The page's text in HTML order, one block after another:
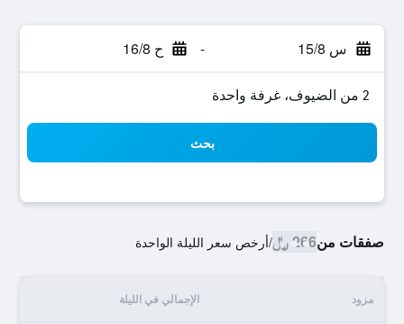
س 15/8 - ح 16/8
2 من الضيوف، غرفة واحدة
بحث
صفقات من266 ﷼ /أرخص سعر الليلة الواحدة
مزود الإجمالي في الليلة